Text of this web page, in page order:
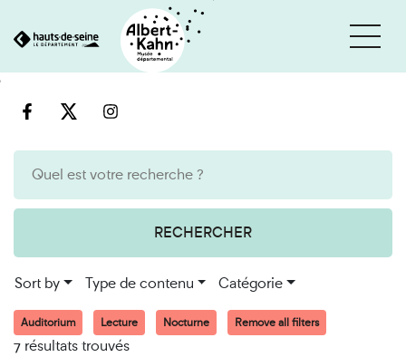
engine
RECHERCHER
Sort by Type de contenu Catégorie
Auditorium Lecture Nocturne Remove all filters
7 résultats trouvés
Cookies management panel